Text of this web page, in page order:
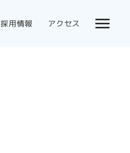
採用情報 アクセス